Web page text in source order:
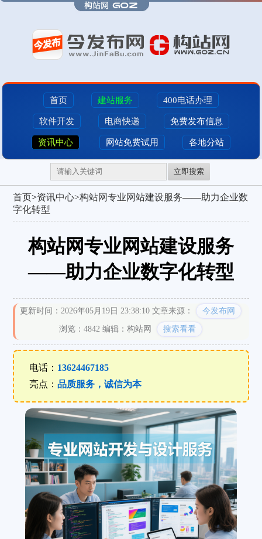
首页 建站服务 400电话办理
软件开发 电商快递 免费发布信息
资讯中心 网站免费试用 各地分站
立即搜索
首页>资讯中心>构站网专业网站建设服务——助力企业数
字化转型
构站网专业网站建设服务
——助力企业数字化转型
更新时间：2026年05月19日 23:38:10 文章来源： 今发布网
浏览：4842 编辑：构站网 搜索看看
电话： 13624467185
亮点：品质服务，诚信为本